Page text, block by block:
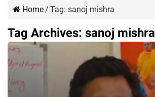
Home/ Tag: sanoj mishra
Tag Archives: sanoj mishra